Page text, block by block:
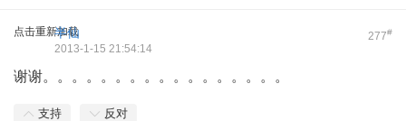
点击重新加载 277#
半仙
2013-1-15 21:54:14
谢谢。。。。。。。。。。。。。。。。。
支持 反对